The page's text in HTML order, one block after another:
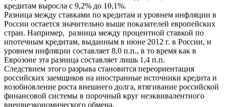
кредитам выросла с 9,2% до 10,1%.
Разница между ставками по кредитам и уровнем инфляции в
России остается значительно выше показателей европейских
стран. Например, разница между процентной ставкой по
ипотечным кредитам, выданным в июне 2012 г. в России, и
уровнем инфляции составляет 8,0 п.п., в то время как в
Еврозоне эта разница составляет лишь 1,4 п.п.
Следствием этого разрыва становится переориентация
российских заемщиков на иностранные источники кредита и
возобновление роста внешнего долга, втягивание российской
финансовой системы в порочный круг неэквивалентного
внешнеэкономического обмена.